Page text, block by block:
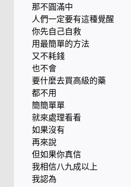
那不圓滿中
人們一定要有這種覺醒
你先自己自救
用最簡單的方法
又不耗錢
也不會
要什麼去買高級的藥
都不用
簡簡單單
就來處理看看
如果沒有
再來說
但如果你真信
我相信八九成以上
我認為